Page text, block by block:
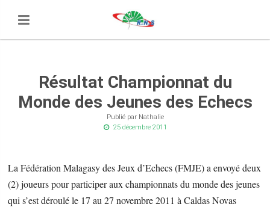
Résultat Championnat du
Monde des Jeunes des Echecs
Publié par Nathalie
25 décembre 2011
La Fédération Malagasy des Jeux d’Echecs (FMJE) a envoyé deux
(2) joueurs pour participer aux championnats du monde des jeunes
qui s’est déroulé le 17 au 27 novembre 2011 à Caldas Novas